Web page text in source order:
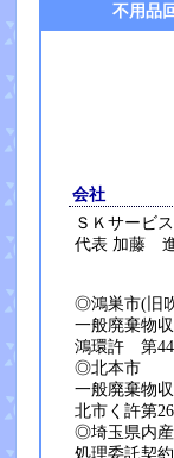
不用品
会社
ＳＫサー
代表 加藤
◎鴻巣市(旧
一般廃棄物
鴻環許 第44
◎北本市
一般廃棄物
北市く許第
◎埼玉県内
処理委託契約